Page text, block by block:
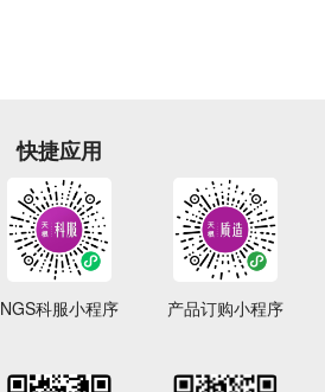
快捷应用
NGS科服小程序 产品订购小程序